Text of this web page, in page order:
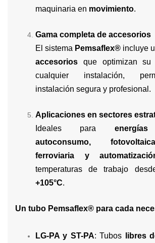
maquinaria en movimiento.
Gama completa de accesorios
El sistema Pemsaflex® incluye
accesorios que optimizan su
cualquier instalación,
instalación segura y profesional.
Aplicaciones en sectores
Ideales para
autoconsumo,
ferroviaria y
temperaturas de trabajo
+105°C.
Un tubo Pemsaflex® para cada
LG-PA y ST-PA: Tubos libres